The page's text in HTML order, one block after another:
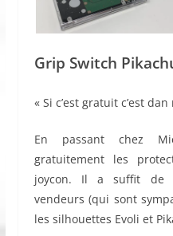
Grip Switch
« Si c’est gratuit c’est
En passant chez
gratuitement les
joycon. Il a suffit de
vendeurs (qui sont
les silhouettes Evoli et